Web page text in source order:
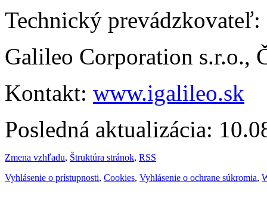
Technický prevádzkovateľ:
Galileo Corporation s.r.o.,
Kontakt: www.igalileo.sk
Posledná aktualizácia:
Zmena vzhľadu, Štruktúra stránok, RSS
Vyhlásenie o prístupnosti, Cookies, Vyhlásenie o ochrane súkromia,